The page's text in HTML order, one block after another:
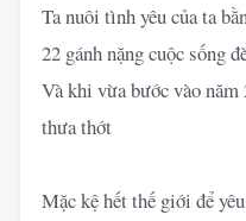
Ta nuôi tình yêu của ta
22 gánh nặng cuộc sống
Và khi vừa bước vào năm
thưa thớt
Mặc kệ hết thế giới để